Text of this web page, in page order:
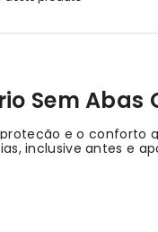
Sem Abas
e o conforto
inclusive antes e